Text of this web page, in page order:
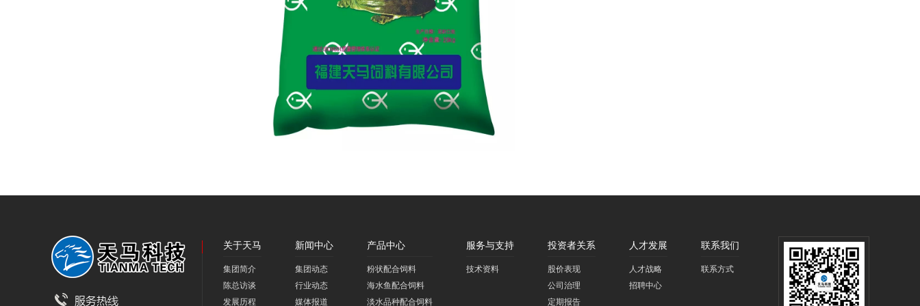
关于天马
集团简介
陈总访谈
发展历程
新闻中心
集团动态
行业动态
媒体报道
产品中心
粉状配合饲料
海水鱼配合饲料
淡水品种配合饲料
服务与支持
技术资料
投资者关系
股价表现
公司治理
定期报告
人才发展
人才战略
招聘中心
联系我们
联系方式